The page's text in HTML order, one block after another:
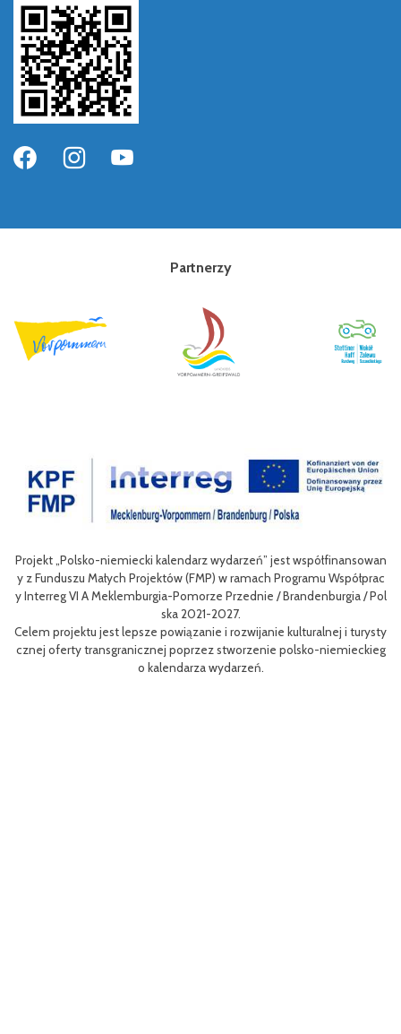
Partnerzy
/ Pol
turysty
Celem III Polsko-Niemieckich Dni Turystyki Rowerowej jest
nie oferty turystycznej oraz ułatwienie transgranicznego dostępu
niej dla mieszkańców obszaru Euroregionu Pomerania jak i dla
w odwiedzających region.
Efektem planowanych działań jest przybliżenie zwykłym
m rowerów możliwości różnych tras oraz miejsc do zwiedzenia,
aangażowanie prawdziwych rowerowych pasjonatów w rozwój